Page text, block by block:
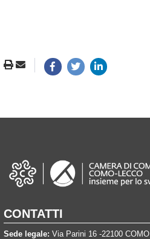
CONTATTI
Sede legale: Via Parini 16 -22100 COMO